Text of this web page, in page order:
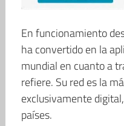
En funcionamiento
ha convertido en la
mundial en cuanto a
refiere. Su red es la
exclusivamente
países.